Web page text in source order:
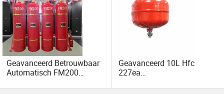
Geavanceerd Betrouwbaar
Automatisch FM200
Veiligheid
Geavanceerd 10L Hfc
227ea
voor industrieel gebruik